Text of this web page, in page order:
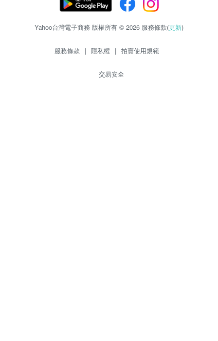
Yahoo台灣電子商務 版權所有 © 2026 服務條款(更新)
服務條款 | 隱私權 | 拍賣使用規範
交易安全